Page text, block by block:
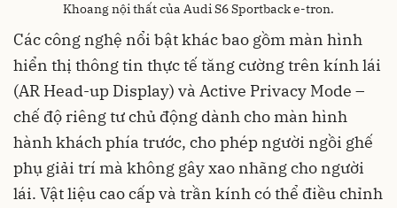
Khoang nội thất của Audi S6 Sportback e-tron.
Các công nghệ nổi bật khác bao gồm màn hình
hiển thị thông tin thực tế tăng cường trên kính lái
(AR Head-up Display) và Active Privacy Mode –
chế độ riêng tư chủ động dành cho màn hình
hành khách phía trước, cho phép người ngồi ghế
phụ giải trí mà không gây xao nhãng cho người
lái. Vật liệu cao cấp và trần kính có thể điều chỉnh